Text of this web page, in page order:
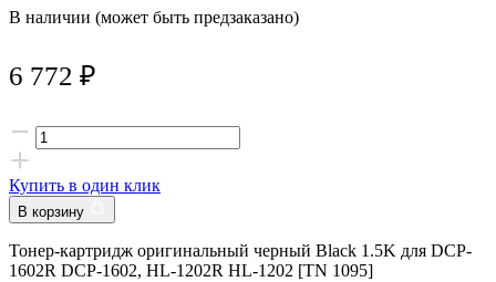
В наличии (может быть предзаказано)
6 772 ₽
Купить в один клик
В корзину
Тонер-картридж оригинальный черный Black 1.5K для DCP-
1602R DCP-1602, HL-1202R HL-1202 [TN 1095]